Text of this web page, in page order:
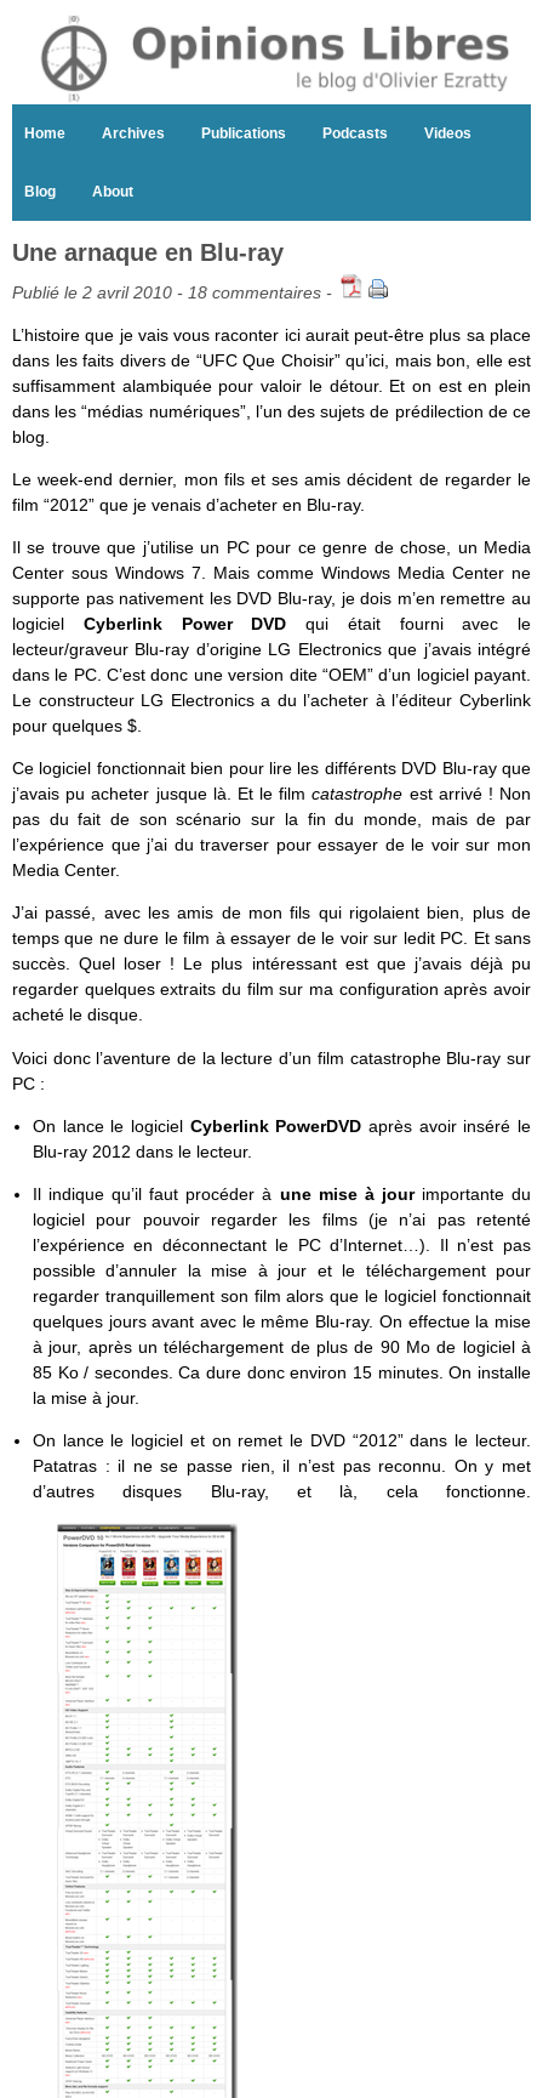
Home Archives Publications Podcasts Videos
Blog About
Une arnaque en Blu-ray
Publié le 2 avril 2010 - 18 commentaires -
L’histoire que je vais vous raconter ici aurait peut-être plus sa place
dans les faits divers de “UFC Que Choisir” qu’ici, mais bon, elle est
suffisamment alambiquée pour valoir le détour. Et on est en plein
dans les “médias numériques”, l’un des sujets de prédilection de ce
blog.
Le week-end dernier, mon fils et ses amis décident de regarder le
film “2012” que je venais d’acheter en Blu-ray.
Il se trouve que j’utilise un PC pour ce genre de chose, un Media
Center sous Windows 7. Mais comme Windows Media Center ne
supporte pas nativement les DVD Blu-ray, je dois m’en remettre au
logiciel Cyberlink Power DVD qui était fourni avec le
lecteur/graveur Blu-ray d’origine LG Electronics que j’avais intégré
dans le PC. C’est donc une version dite “OEM” d’un logiciel payant.
Le constructeur LG Electronics a du l’acheter à l’éditeur Cyberlink
pour quelques $.
Ce logiciel fonctionnait bien pour lire les différents DVD Blu-ray que
j’avais pu acheter jusque là. Et le filmcatastrophe est arrivé ! Non
pas du fait de son scénario sur la fin du monde, mais de par
l’expérience que j’ai du traverser pour essayer de le voir sur mon
Media Center.
J’ai passé, avec les amis de mon fils qui rigolaient bien, plus de
temps que ne dure le film à essayer de le voir sur ledit PC. Et sans
succès. Quel loser ! Le plus intéressant est que j’avais déjà pu
regarder quelques extraits du film sur ma configuration après avoir
acheté le disque.
Voici donc l’aventure de la lecture d’un film catastrophe Blu-ray sur
PC :
On lance le logiciel Cyberlink PowerDVD après avoir inséré le
Blu-ray 2012 dans le lecteur.
Il indique qu’il faut procéder à une mise à jour importante du
logiciel pour pouvoir regarder les films (je n’ai pas retenté
l’expérience en déconnectant le PC d’Internet…). Il n’est pas
possible d’annuler la mise à jour et le téléchargement pour
regarder tranquillement son film alors que le logiciel fonctionnait
quelques jours avant avec le même Blu-ray. On effectue la mise
à jour, après un téléchargement de plus de 90 Mo de logiciel à
85 Ko / secondes. Ca dure donc environ 15 minutes. On installe
la mise à jour.
On lance le logiciel et on remet le DVD “2012” dans le lecteur.
Patatras : il ne se passe rien, il n’est pas reconnu. On y met
d’autres disques Blu-ray, et là, cela fonctionne.